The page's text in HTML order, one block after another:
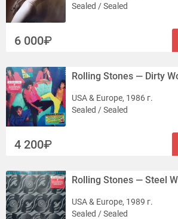
Sealed / Sealed
6 000
Rolling Stones — Dirty
USA & Europe, 1986 г.
Sealed / Sealed
4 200
Rolling Stones — Steel
USA & Europe, 1989 г.
Sealed / Sealed